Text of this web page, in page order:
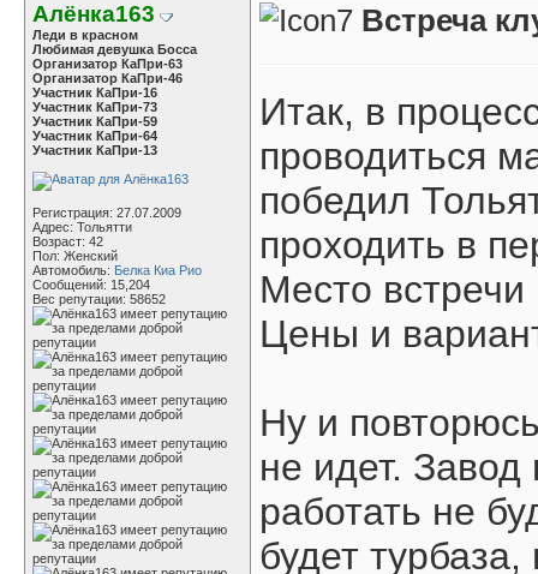
Алёнка163
Леди в красном
Любимая девушка Босса
Организатор КаПри-63
Организатор КаПри-46
Участник КаПри-16
Участник КаПри-73
Участник КаПри-59
Участник КаПри-64
Участник КаПри-13
Регистрация: 27.07.2009
Адрес: Тольятти
Возраст: 42
Пол: Женский
Автомобиль: Белка Киа Рио
Сообщений: 15,204
Вес репутации: 58652
Встреча
Итак, в
проводиться
победил
проходить в
Место встречи
Цены и
Ну и
не идет. Завод
работать не
будет